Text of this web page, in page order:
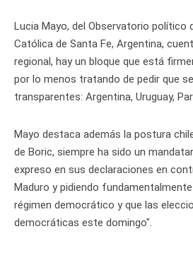
Lucia Mayo, del Observatorio político
Católica de Santa Fe, Argentina,
regional, hay un bloque que está
por lo menos tratando de pedir que
transparentes: Argentina, Uruguay,
Mayo destaca además la postura
de Boric, siempre ha sido un
expreso en sus declaraciones en
Maduro y pidiendo
régimen democrático y que las
democráticas este domingo".